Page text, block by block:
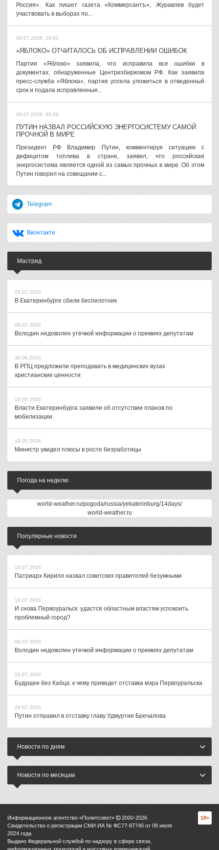
Россия». Как пишет газета «Коммерсантъ», Журавлев будет
участвовать в выборах по...
09.07.2026, 10:02
«ЯБЛОКО» ОТЧИТАЛОСЬ ОБ ИСПРАВЛЕНИИ ОШИБОК
Партия «Яблоко» заявила, что исправила все ошибки в
документах, обнаруженные Центризбиркомом РФ. Как заявила
пресс-служба «Яблока», партия успела уложиться в отведенный
срок и подала исправленные...
09.07.2026, 09:39
ПУТИН НАЗВАЛ РОССИЙСКУЮ ЭНЕРГОСИСТЕМУ САМОЙ
ПРОЧНОЙ В МИРЕ
Президент РФ Владимир Путин, комментируя ситуацию с
дефицитом топлива в стране, заявил, что российская
энергосистема является одной из самых прочных в мире. Об этом
Путин говорил на совещании с...
Telegram
Вконтакте
Мастрид
25.07.2026
В Екатеринбурге сбили беспилотник
08.07.2026
Володин недоволен утечкой информации о премиях депутатам
30.06.2026
В РПЦ предложили преподавать в медицинских вузах
христианские ценности
19.05.2026
Власти Екатеринбурга заявили об отсутствии планов по
мобилизации
18.05.2026
Министр увидел плюсы в росте безработицы
Погода на неделю
world-weather.ru/pogoda/russia/yekaterinburg/14days/
world-weather.ru
Популярные новости
16.07.2026
Патриарх Кирилл назвал советских правителей безумными
10.07.2026
И снова Первоуральск: удастся областным властям успокоить
проблемный город?
08.07.2026
Володин недоволен утечкой информации о премиях депутатам
23.07.2026
Будущее без Кабца: к чему приведет отставка мэра Первоуральска
29.07.2026
Путин отправил в отставку главу Удмуртии Бречалова
Новости по дням
Новости по месяцам
Информационное агентство «Политсовет» 2000-2026
Свидетельство о регистрации СМИ ИА № ФС77-87740 от 09 июля
2024 года.
Выдано Федеральной службой по надзору в сфере связи,
18+